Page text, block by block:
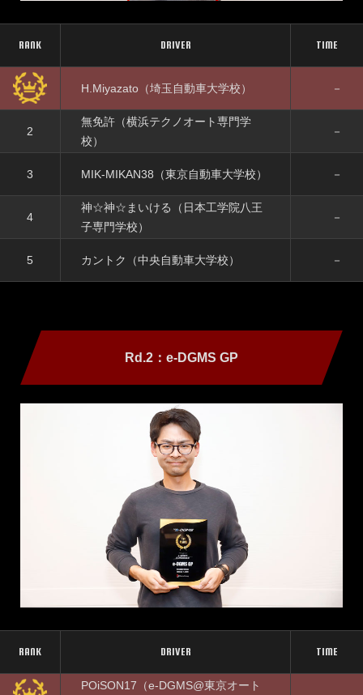
RANK DRIVER TIME
H.Miyazato（埼玉自動車大学校） －
2
無免許（横浜テクノオート専門学
校）
－
3 MIK-MIKAN38（東京自動車大学校） －
4
神☆神☆まいける（日本工学院八王
子専門学校）
－
5 カントク（中央自動車大学校） －
Rd.2：e-DGMS GP
RANK DRIVER TIME
POiSON17（e-DGMS@東京オート